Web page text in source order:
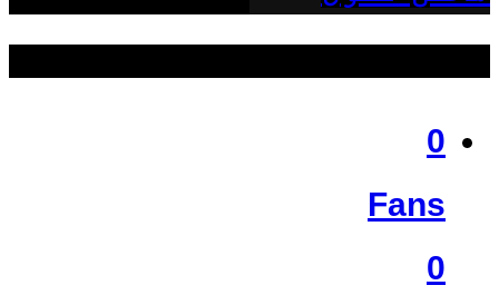
0
Fans
0